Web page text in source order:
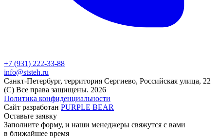
+7 (931) 222-33-88
info@ststeh.ru
Санкт-Петербург, территория Сергиево, Российская улица, 22
(C) Все права защищены. 2026
Политика конфиденциальности
Сайт разработан PURPLE BEAR
Оставьте заявку
Заполните форму, и наши менеджеры свяжутся с вами
в ближайшее время